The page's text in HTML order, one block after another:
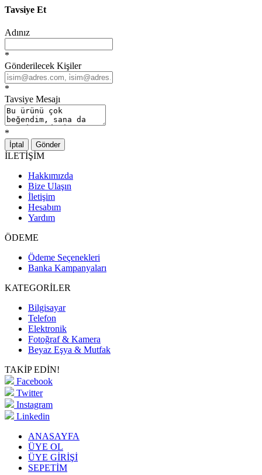
Tavsiye Et
Adınız
*
Gönderilecek Kişiler
*
Tavsiye Mesajı
*
İptal Gönder
İLETİŞİM
Hakkımızda
Bize Ulaşın
İletişim
Hesabım
Yardım
ÖDEME
Ödeme Seçenekleri
Banka Kampanyaları
KATEGORİLER
Bilgisayar
Telefon
Elektronik
Fotoğraf & Kamera
Beyaz Eşya & Mutfak
TAKİP EDİN!
Facebook
Twitter
Instagram
Linkedin
ANASAYFA
ÜYE OL
ÜYE GİRİŞİ
SEPETİM